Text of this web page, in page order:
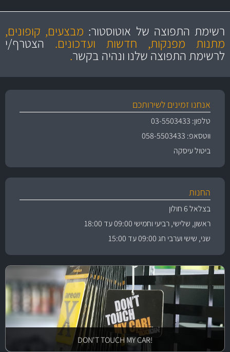
מקצועיות
ושירות מצויין
מחירים
הוגנים
והיצע מוצרים איכותירשימת התפוצה של אוטוסטור: מבצעים, קופונים,
מתנות מפנקות, חדשות ועדכונים.הצטרף/י
לרשימת התפוצה שלנו ונהיה בקשר.
אנחנו זמינים לשירותכם
טלפון: 03-5503433
ווטסאפ: 058-5503433
ביטול עיסקה
החנות
בצלאל 6 חולון
ראשון, שלישי, רביעי וחמישי 09:00 עד 18:00
שני, שישי וערבי חג 09:00 עד 15:00
!DON'T TOUCH MY CAR